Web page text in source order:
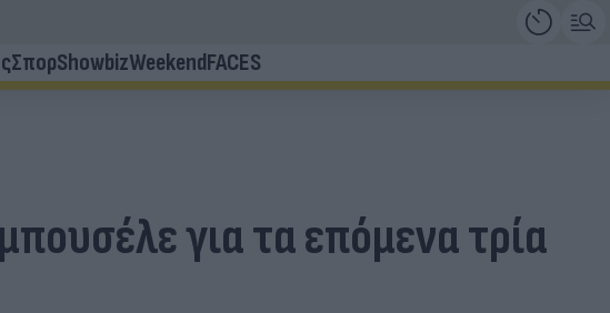
ΣπορShowbizWeekendFACES
για τα επόμενα τρία